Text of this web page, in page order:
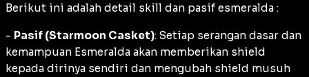
Berikut ini adalah detail skill dan pasif esmeralda :
- Pasif (Starmoon Casket): Setiap serangan dasar dan
kemampuan Esmeralda akan memberikan shield
kepada dirinya sendiri dan mengubah shield musuh